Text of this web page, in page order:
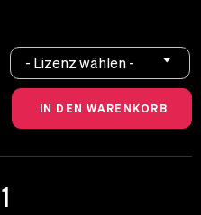
- Lizenz wählen -